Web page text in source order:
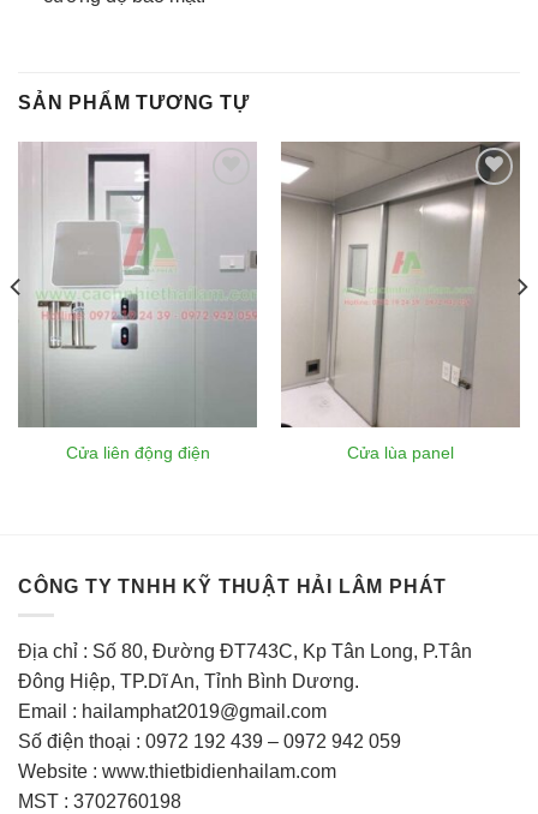
SẢN PHẨM TƯƠNG TỰ
Cửa liên động điện
Add to
wishlist
Cửa lùa panel
CÔNG TY TNHH KỸ THUẬT HẢI LÂM PHÁT
Địa chỉ : Số 80, Đường ĐT743C, Kp Tân Long, P.Tân
Đông Hiệp, TP.Dĩ An, Tỉnh Bình Dương.
Email : hailamphat2019@gmail.com
Số điện thoại : 0972 192 439 – 0972 942 059
Website : www.thietbidienhailam.com
MST : 3702760198